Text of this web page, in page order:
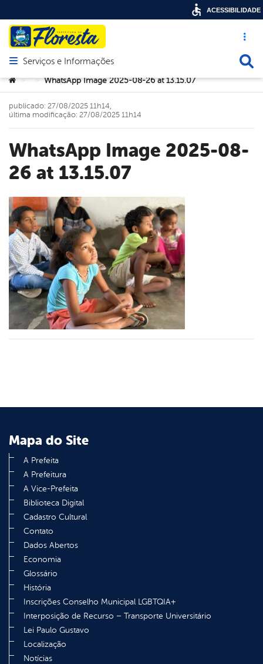
Acesso
Abrir menu principal de navegação
Serviços e Informações
Você está aqui:
> > WhatsApp Image 2025-08-26 at 13.15.07
WhatsApp Image 2025-08-
26 at 13.15.07
publicado: 27/08/2025 11h14,
última modificação: 27/08/2025 11h14
Mapa do Site
A Prefeita
A Prefeitura
A Vice-Prefeita
Biblioteca Digital
Cadastro Cultural
Contato
Dados Abertos
Economia
Glossário
História
Inscrições Conselho Municipal LGBTQIA+
Interposição de Recurso – Transporte Universitário
Lei Paulo Gustavo
Localização
Notícias
ACESSIBILIDADE